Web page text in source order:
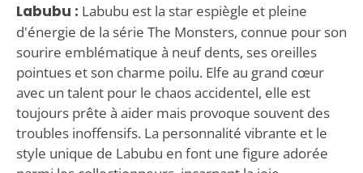
Labubu : Labubu est la star espiègle et pleine
d'énergie de la série The Monsters, connue pour son
sourire emblématique à neuf dents, ses oreilles
pointues et son charme poilu. Elfe au grand cœur
avec un talent pour le chaos accidentel, elle est
toujours prête à aider mais provoque souvent des
troubles inoffensifs. La personnalité vibrante et le
style unique de Labubu en font une figure adorée